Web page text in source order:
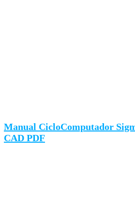
Manual CicloComputador
CAD PDF